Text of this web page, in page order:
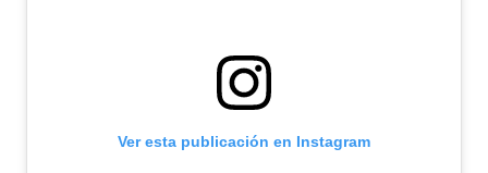
Ver esta publicación en Instagram